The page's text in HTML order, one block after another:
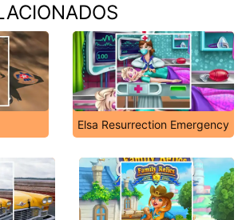
Elsa Resurrection Emergency